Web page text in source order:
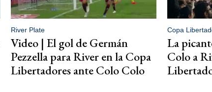
River Plate
Video | El gol de Germán
Pezzella para River en la Copa
Libertadores ante Colo Colo
Copa
La
Colo a